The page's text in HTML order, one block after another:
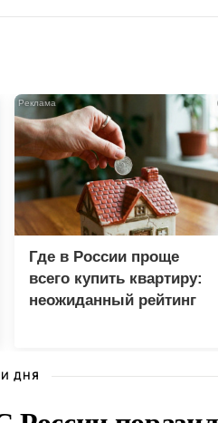
Где в России проще
всего купить квартиру:
неожиданный рейтинг
ДНЯ